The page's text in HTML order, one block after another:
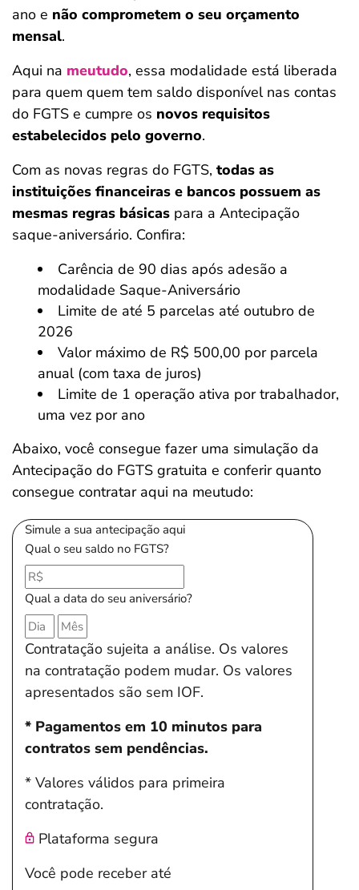
ano e não comprometem o seu orçamento
mensal.
Aqui na meutudo, essa modalidade está liberada
para quem quem tem saldo disponível nas contas
do FGTS e cumpre os novos requisitos
estabelecidos pelo governo.
Com as novas regras do FGTS, todas as
instituições financeiras e bancos possuem as
mesmas regras básicas para a Antecipação
saque-aniversário. Confira:
Carência de 90 dias após adesão a
modalidade Saque-Aniversário
Limite de até 5 parcelas até outubro de
2026
Valor máximo de R$ 500,00 por parcela
anual (com taxa de juros)
Limite de 1 operação ativa por trabalhador,
uma vez por ano
Abaixo, você consegue fazer uma simulação da
Antecipação do FGTS gratuita e conferir quanto
consegue contratar aqui na meutudo:
Simule a sua antecipação aqui
Qual o seu saldo no FGTS?
Qual a data do seu aniversário?
Contratação sujeita a análise. Os valores
na contratação podem mudar. Os valores
apresentados são sem IOF.
* Pagamentos em 10 minutos para
contratos sem pendências.
* Valores válidos para primeira
contratação.
Plataforma segura
Você pode receber até